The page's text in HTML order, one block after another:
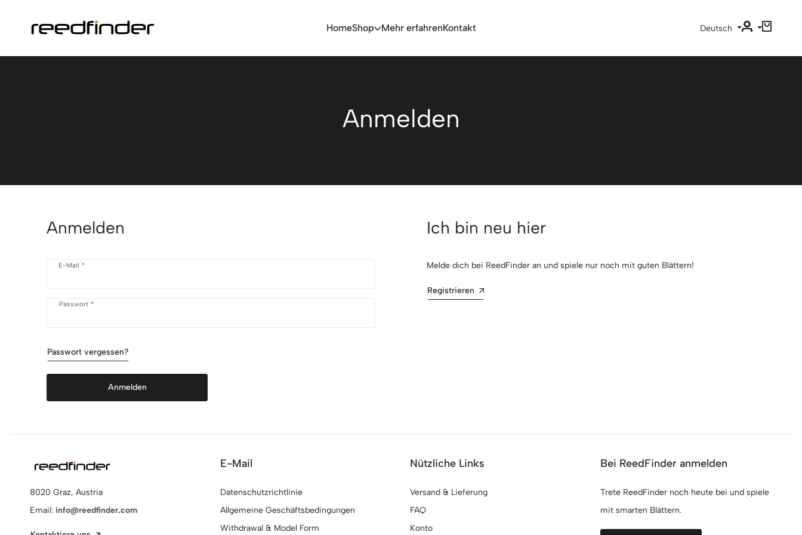
HomeShop Mehr erfahrenKontakt Deutsch
Anmelden
Anmelden
E-Mail *
Passwort *
Passwort vergessen?
Anmelden
Ich bin neu hier
Melde dich bei ReedFinder an und spiele nur noch mit guten Blättern!
Registrieren
8020 Graz, Austria
Email: info@reedfinder.com
E-Mail
Datenschutzrichtlinie
Allgemeine Geschäftsbedingungen
Withdrawal & Model Form
Nützliche Links
Versand & Lieferung
FAQ
Konto
Bei ReedFinder anmelden
Trete ReedFinder noch heute bei und spiele
mit smarten Blättern.